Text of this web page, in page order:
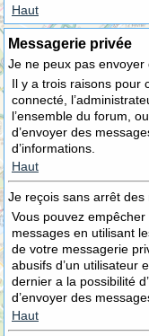
Haut
Messagerie privée
Je ne peux pas envoyer
Il y a trois raisons pour
connecté,
l’ensemble du forum,
d’envoyer des
d’informations.
Haut
Je reçois sans arrêt
Vous pouvez
messages en utilisant
de votre messagerie
abusifs d’un utilisateur
dernier a la possibilité
d’envoyer des
Haut